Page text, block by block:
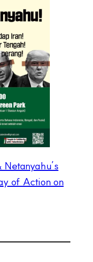
of Action on